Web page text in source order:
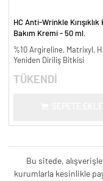
HC Anti-Wrinkle Kırışıklık
Bakım Kremi - 50 ml.
%10 Argireline, Matrixyl,
Yeniden Diriliş Bitkisi
TÜKENDİ
Bu sitede,
kurumlarla kesinlikle